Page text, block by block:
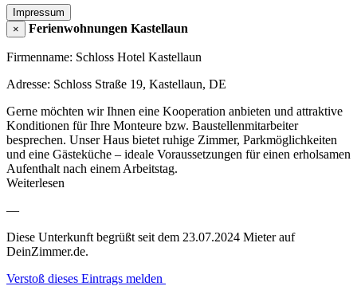
Impressum
×
Ferienwohnungen Kastellaun
Firmenname: Schloss Hotel Kastellaun
Adresse: Schloss Straße 19, Kastellaun, DE
Gerne möchten wir Ihnen eine Kooperation anbieten und attraktive
Konditionen für Ihre Monteure bzw. Baustellenmitarbeiter
besprechen. Unser Haus bietet ruhige Zimmer, Parkmöglichkeiten
und eine Gästeküche – ideale Voraussetzungen für einen erholsamen
Aufenthalt nach einem Arbeitstag.
Weiterlesen
—
Diese Unterkunft begrüßt seit dem 23.07.2024 Mieter auf
DeinZimmer.de.
Verstoß dieses Eintrags melden